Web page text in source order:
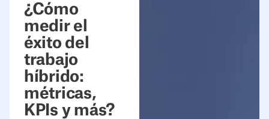
¿Cómo
medir el
éxito del
trabajo
híbrido:
métricas,
KPIs y más?